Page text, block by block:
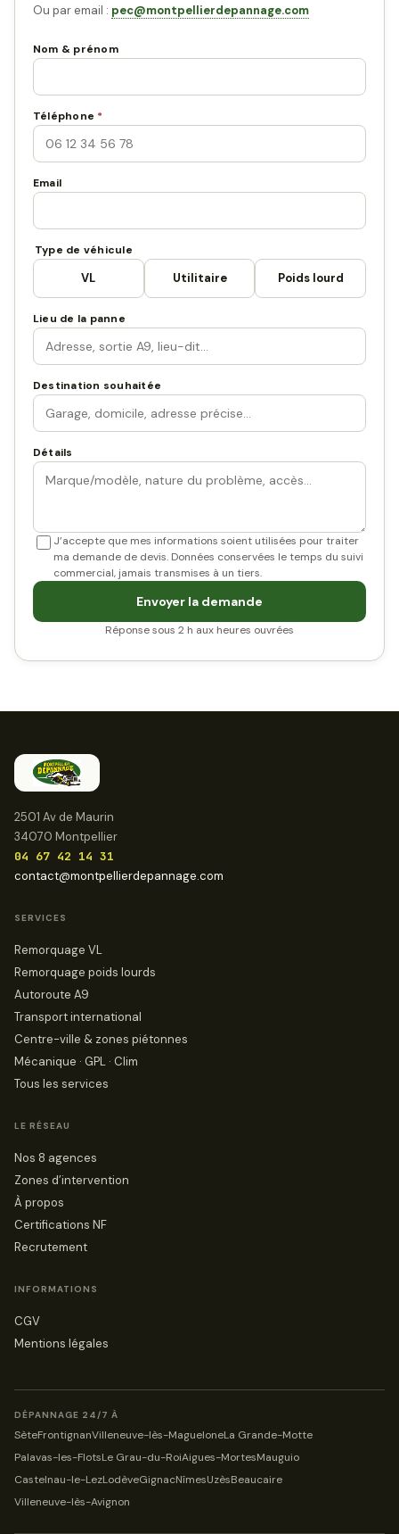
Ou par email : pec@montpellierdepannage.com
Nom & prénom
Téléphone *
Email
Type de véhicule
VL Utilitaire Poids lourd
Lieu de la panne
Destination souhaitée
Détails
J’accepte que mes informations soient utilisées pour traiter
ma demande de devis. Données conservées le temps du suivi
commercial, jamais transmises à un tiers.
Envoyer la demande
Réponse sous 2 h aux heures ouvrées
2501 Av de Maurin
34070 Montpellier
04 67 42 14 31
contact@montpellierdepannage.com
SERVICES
Remorquage VL
Remorquage poids lourds
Autoroute A9
Transport international
Centre-ville & zones piétonnes
Mécanique · GPL · Clim
Tous les services
LE RÉSEAU
Nos 8 agences
Zones d’intervention
À propos
Certifications NF
Recrutement
INFORMATIONS
CGV
Mentions légales
DÉPANNAGE 24/7 À
SèteFrontignanVilleneuve-lès-MagueloneLa Grande-Motte
Palavas-les-FlotsLe Grau-du-RoiAigues-MortesMauguio
Castelnau-le-LezLodèveGignacNîmesUzèsBeaucaire
Villeneuve-lès-Avignon